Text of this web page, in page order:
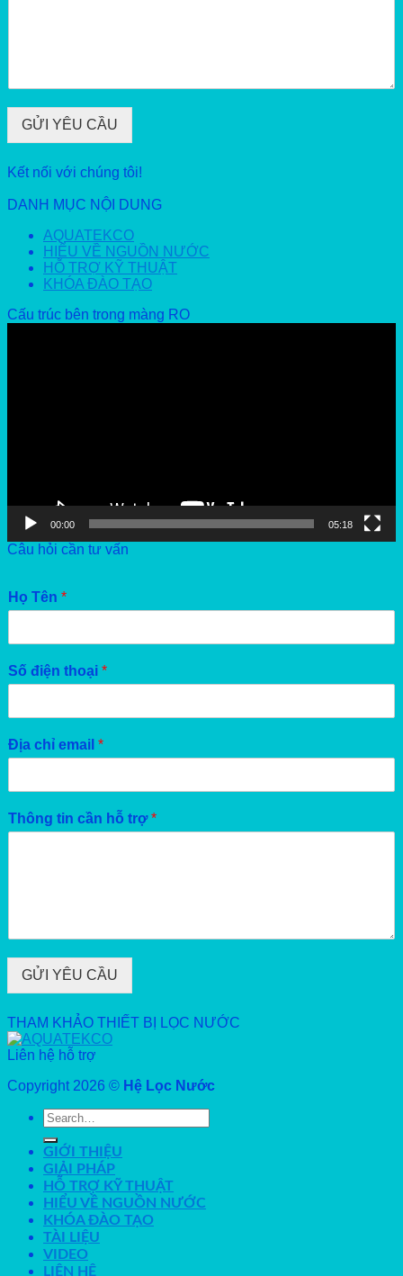
GỬI YÊU CẦU
Kết nối với chúng tôi!
DANH MỤC NỘI DUNG
AQUATEKCO
HIỂU VỀ NGUỒN NƯỚC
HỖ TRỢ KỸ THUẬT
KHÓA ĐÀO TẠO
Cấu trúc bên trong màng RO
00:00 05:18
Câu hỏi cần tư vấn
Họ Tên *
Số điện thoại *
Địa chỉ email *
Thông tin cần hỗ trợ*
GỬI YÊU CẦU
THAM KHẢO THIẾT BỊ LỌC NƯỚC
Liên hệ hỗ trợ
Copyright 2026 © Hệ Lọc Nước
Search
for:
GIỚI THIỆU
GIẢI PHÁP
HỖ TRỢ KỸ THUẬT
HIỂU VỀ NGUỒN NƯỚC
KHÓA ĐÀO TẠO
TÀI LIỆU
VIDEO
LIÊN HỆ